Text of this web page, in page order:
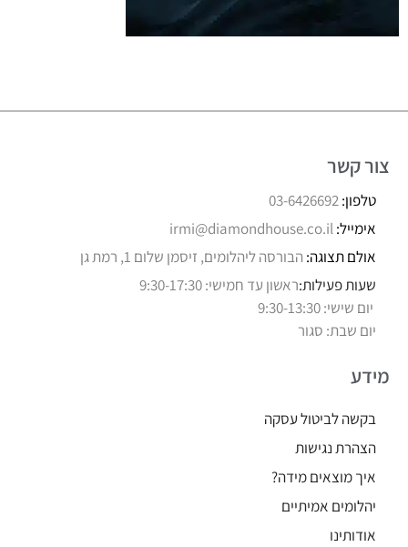
צור קשר
טלפון:03-6426692
אימייל:irmi@diamondhouse.co.il
אולם תצוגה: הבורסה ליהלומים, זיסמן שלום 1, רמת גן
שעות פעילות:ראשון עד חמישי: 9:30-17:30
יום שישי: 9:30-13:30
יום שבת: סגור
מידע
בקשה לביטול עסקה
הצהרת נגישות
איך מוצאים מידה?
יהלומים אמיתיים
אודותינו